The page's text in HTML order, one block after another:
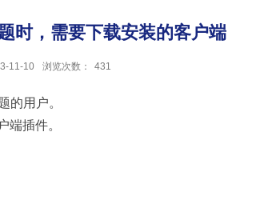
时，需要下载安装的客户端
11-10 浏览次数： 431
的用户。
端插件。